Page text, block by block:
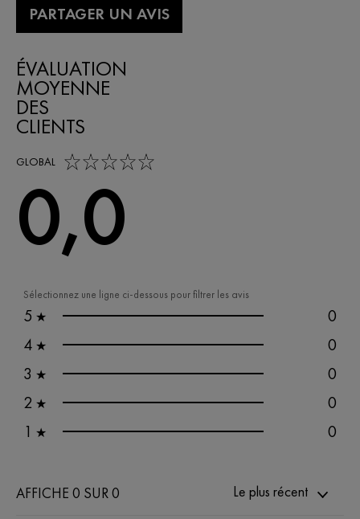
PARTAGER UN AVIS
Sélectionnez une ligne ci-dessous pour filtrer les avis
5 ★
0
4 ★
0
3 ★
0
2 ★
0
1 ★ 0
ÉVALUATION
MOYENNE
DES
CLIENTS
GLOBAL
0,0 out of 5 stars
0,0
AFFICHE 0 SUR 0 Le plus récent